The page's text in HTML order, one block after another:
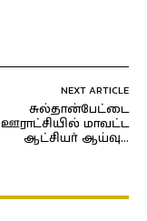
NEXT ARTICLE
சுல்தான்பேட்டை
ஊராட்சியில் மாவட்ட
ஆட்சியர் ஆய்வு…